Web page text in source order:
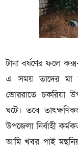
টানা বর্ষণের ফলে
এ সময় তাদের মা
ভোররাতে চকরিয়া
ঘটে। তবে
উপজেলা নির্বাহী
আমি খবর পাই